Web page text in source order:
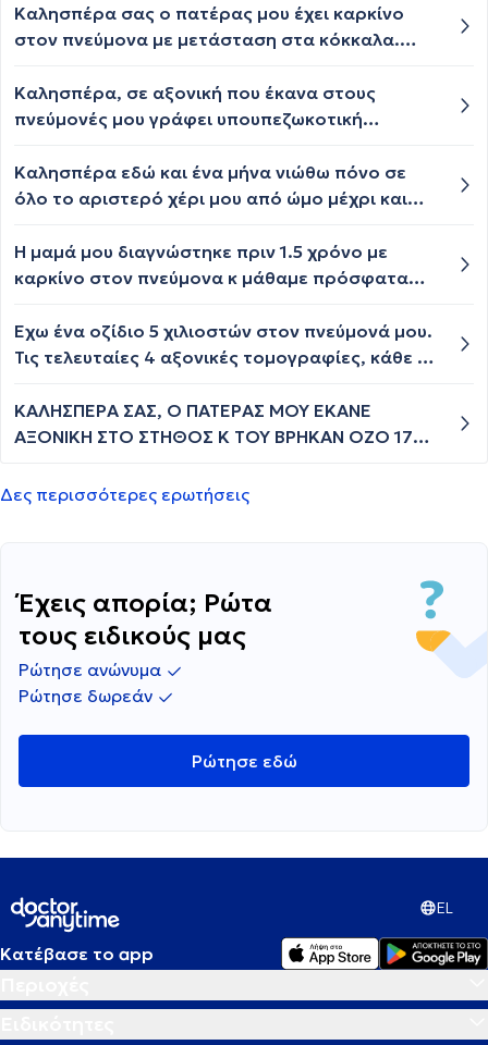
γαργάλημα στο λαιμό που μου προκαλεί
βήχα.Θα ήθελα να ξέρω την γνώμη σας.
Καλησπέρα σας ο πατέρας μου έχει καρκίνο
στον πνεύμονα με μετάσταση στα κόκκαλα.
προσδόκιμο ζωής σε αυτή την περίπτωση;
Καλησπέρα, σε αξονική που έκανα στους
πνεύμονές μου γράφει υπουπεζωκοτική
μου έχει προτείνει να κάνω pet scan. Υπάρχει
φόβος για καρκίνο?
Καλησπέρα εδώ και ένα μήνα νιώθω πόνο σε
όλο το αριστερό χέρι μου από ώμο μέχρι και
το βάλω στα χείλη μου ....το κάνω σαν
ρομπότ...κάπου διάβασα ότι το χέρι σχετίζεται
έντονα και ο δεξιός ώμος
Η μαμά μου διαγνώστηκε πριν 1.5 χρόνο με
καρκίνο στον πνεύμονα κ μάθαμε πρόσφατα
διάγνωση αλλά τι να περιμένουμε φυσικά θα
μιλήσουμε κ με τον ογκολόγο της ευχαριστώ
Έχω ένα οζίδιο 5 χιλιοστών στον πνεύμονά μου.
Τις τελευταίες 4 αξονικές τομογραφίες, κάθε 6
πιθανότητες να είναι καρκίνος;
ΚΑΛΗΣΠΕΡΑ ΣΑΣ, Ο ΠΑΤΕΡΑΣ ΜΟΥ ΕΚΑΝΕ
ΑΞΟΝΙΚΗ ΣΤΟ ΣΤΗΘΟΣ Κ ΤΟΥ ΒΡΗΚΑΝ ΟΖΟ 17
ΕΙΧΕ ΕΙΣΑΧΘΕΙ ΣΤΟ ΝΟΣΟΚΟΜΕΙΟ ΜΕ
Δες περισσότερες ερωτήσεις
Έχεις απορία; Ρώτα
τους ειδικούς μας
Ρώτησε ανώνυμα
Ρώτησε δωρεάν
Ρώτησε εδώ
EL
Κατέβασε το app